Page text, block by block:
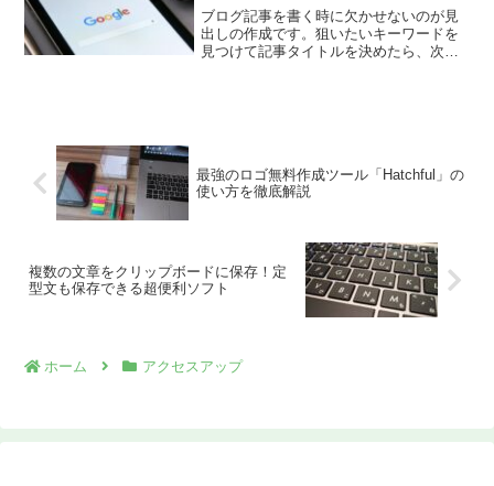
ブログ記事を書く時に欠かせないのが見
出しの作成です。狙いたいキーワードを
見つけて記事タイトルを決めたら、次に
最強のロゴ無料作成ツール「Hatchful」の
使い方を徹底解説
複数の文章をクリップボードに保存！定
型文も保存できる超便利ソフト
ホーム アクセスアップ